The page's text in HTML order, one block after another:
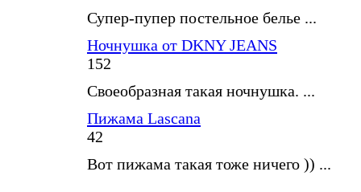
Супер-пупер постельное белье ...
Ночнушка от DKNY JEANS
152
Своеобразная такая ночнушка. ...
Пижама Lascana
42
Вот пижама такая тоже ничего )) ...